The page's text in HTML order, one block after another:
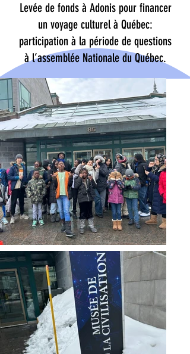
Levée de fonds à Adonis pour financer
un voyage culturel à Québec:
participation à la période de questions
à l’assemblée Nationale du Québec.